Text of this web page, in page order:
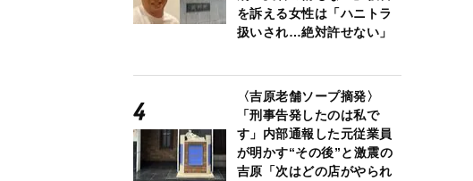
を訴える女性は「ハニトラ
扱いされ…絶対許せない」
〈吉原老舗ソープ摘発〉
「刑事告発したのは私で
す」内部通報した元従業員
が明かす“その後”と激震の
吉原「次はどの店がやられ